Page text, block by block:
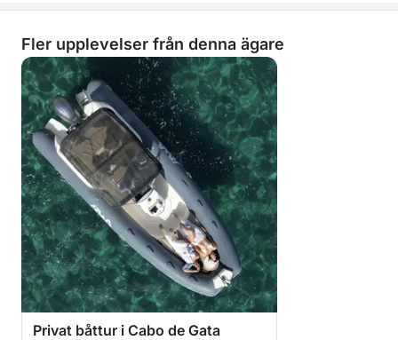
Fler upplevelser från denna ägare
Privat båttur i Cabo de Gata